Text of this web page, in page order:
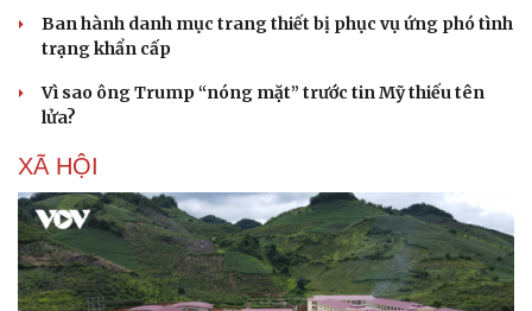
Văn hóa
Văn học
Âm nhạc
Thời trang
Ban hành danh mục trang thiết bị phục vụ ứng phó tình
trạng khẩn cấp
Vì sao ông Trump “nóng mặt” trước tin Mỹ thiếu tên
lửa?
XÃ HỘI